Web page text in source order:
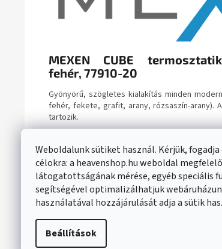
Weboldalunk sütiket használ. Kérjük,
célokra: a heavenshop.hu weboldal
látogatottságának mérése, egyéb speciális
segítségével optimalizálhatjuk
használatával hozzájárulását adja a sütik
Beállítások
MEXEN CUBE
fehér, 77910-20
Gyönyörű, szögletes kialakítás minden
fehér, fekete, grafit, arany, rózsaszín-arany).
tartozik.
Típus: kád, zuhanyzó
kimeneti kar: forgatható (90°)
Anyaga: sárgaréz
Fej: termosztatikus
3/4 "csatlakozás (felső oszlophoz) és 1/
blokk forró víz 38 ° C-on
Fehér szín